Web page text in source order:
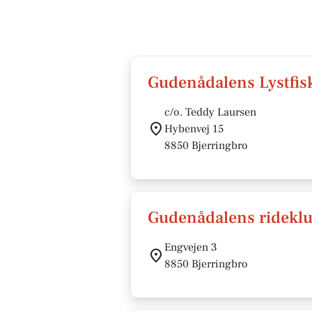
Gudenådalens
c/o. Teddy Laursen
Hybenvej 15
8850 Bjerringbro
Gudenådalens
Engvejen 3
8850 Bjerringbro